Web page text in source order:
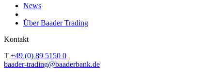
News
Über Baader Trading
Kontakt
T +49 (0) 89 5150 0
baader-trading@baaderbank.de